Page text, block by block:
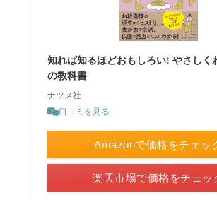
知れば知るほどおもしろい! やさしく
の教科書
ナツメ社
口コミを見る
Amazonで価格をチェッ
楽天市場で価格をチェッ